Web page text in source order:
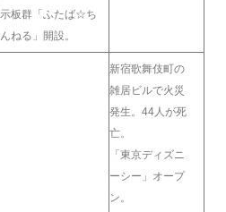
板群「ふたば☆ち
ねる」開設。
新宿歌舞伎町の
雑居ビルで火災
発生。44人が死
亡。
「東京ディズニ
ーシー」オープ
ン。